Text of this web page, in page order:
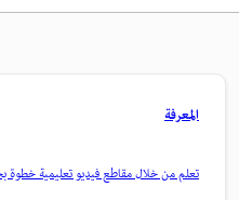
المعرفة
تعلم من خلال مقاطع فيديو تعليمية خطوة